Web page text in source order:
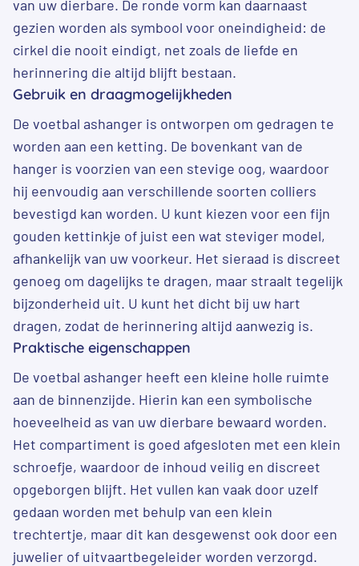
van uw dierbare. De ronde vorm kan daarnaast
gezien worden als symbool voor oneindigheid: de
cirkel die nooit eindigt, net zoals de liefde en
herinnering die altijd blijft bestaan.
Gebruik en draagmogelijkheden
De voetbal ashanger is ontworpen om gedragen te
worden aan een ketting. De bovenkant van de
hanger is voorzien van een stevige oog, waardoor
hij eenvoudig aan verschillende soorten colliers
bevestigd kan worden. U kunt kiezen voor een fijn
gouden kettinkje of juist een wat steviger model,
afhankelijk van uw voorkeur. Het sieraad is discreet
genoeg om dagelijks te dragen, maar straalt tegelijk
bijzonderheid uit. U kunt het dicht bij uw hart
dragen, zodat de herinnering altijd aanwezig is.
Praktische eigenschappen
De voetbal ashanger heeft een kleine holle ruimte
aan de binnenzijde. Hierin kan een symbolische
hoeveelheid as van uw dierbare bewaard worden.
Het compartiment is goed afgesloten met een klein
schroefje, waardoor de inhoud veilig en discreet
opgeborgen blijft. Het vullen kan vaak door uzelf
gedaan worden met behulp van een klein
trechtertje, maar dit kan desgewenst ook door een
juwelier of uitvaartbegeleider worden verzorgd.